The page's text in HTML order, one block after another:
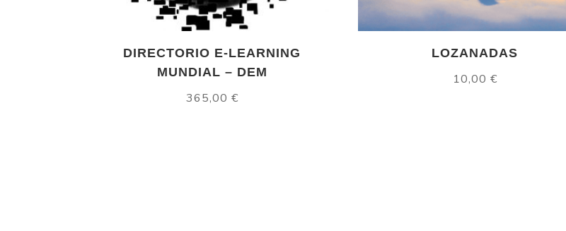
DIRECTORIO E-LEARNING
MUNDIAL – DEM
365,00 €
LOZANADAS
10,00 €